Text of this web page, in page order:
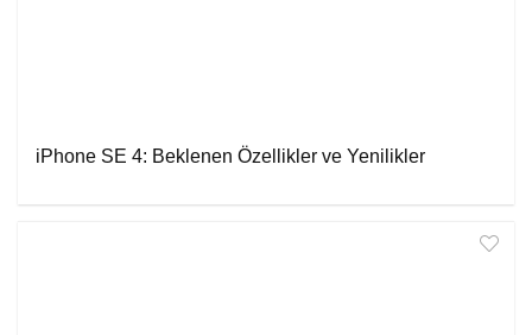
iPhone SE 4: Beklenen Özellikler ve Yenilikler